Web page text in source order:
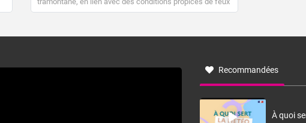
de forêt. Mais qu'est-ce que la tramontane ? Quelles sont
à nord-ouest, dans un secteur qui part du Roussillon à la
monts, en allusion aux régions montagneuses d’où
Recommandées
À quoi